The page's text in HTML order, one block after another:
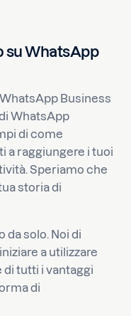
su WhatsApp
Business
WhatsApp
di come
a raggiungere i tuoi
Speriamo che
storia di
da solo. Noi di
a utilizzare
di tutti i vantaggi
di